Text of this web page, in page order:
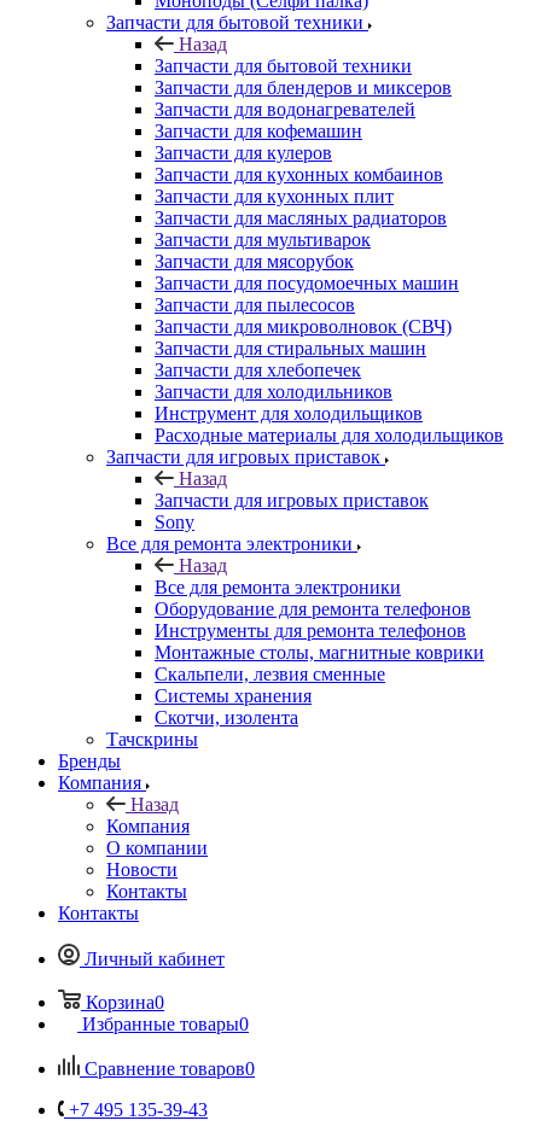
Запчасти для бытовой техники
Назад
Запчасти для бытовой техники
Запчасти для блендеров и миксеров
Запчасти для водонагревателей
Запчасти для кофемашин
Запчасти для кулеров
Запчасти для кухонных комбаинов
Запчасти для кухонных плит
Запчасти для масляных радиаторов
Запчасти для мультиварок
Запчасти для мясорубок
Запчасти для посудомоечных машин
Запчасти для пылесосов
Запчасти для микроволновок (СВЧ)
Запчасти для стиральных машин
Запчасти для хлебопечек
Запчасти для холодильников
Инструмент для холодильщиков
Расходные материалы для холодильщиков
Запчасти для игровых приставок
Назад
Запчасти для игровых приставок
Sony
Все для ремонта электроники
Назад
Все для ремонта электроники
Оборудование для ремонта телефонов
Инструменты для ремонта телефонов
Монтажные столы, магнитные коврики
Скальпели, лезвия сменные
Системы хранения
Скотчи, изолента
Тачскрины
Бренды
Компания
Назад
Компания
О компании
Новости
Контакты
Контакты
Личный кабинет
Корзина0
Избранные товары0
Сравнение товаров0
+7 495 135-39-43